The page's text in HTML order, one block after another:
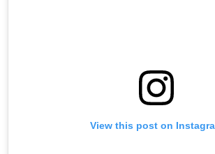
View this post on